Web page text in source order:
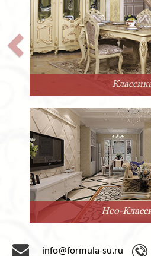
Классика
Нео-Классика
info@formula-su.ru